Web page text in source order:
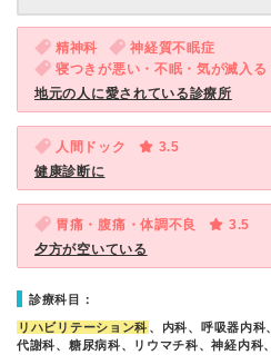
精神科
神経質不眠症
寝つきが悪い・不眠・気が滅入る
地元の人に愛されている診療所
人間ドック
3.5
健康診断に
胃痛・腹痛・体調不良
3.5
夕方が空いている
診療科目：
リハビリテーション科 、内科、呼吸器内科
代謝科、糖尿病科、リウマチ科、神経内科